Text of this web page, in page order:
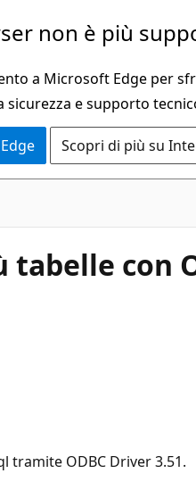
non è più
a Microsoft Edge per
e supporto
Scopri di più su
tabelle con
tramite ODBC Driver 3.51.